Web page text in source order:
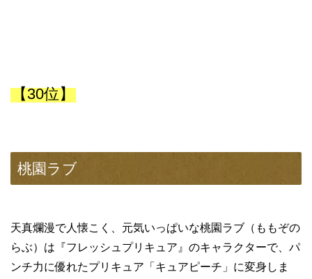
【30位】
桃園ラブ
天真爛漫で人懐こく、元気いっぱいな桃園ラブ（ももぞの
らぶ）は『フレッシュプリキュア』のキャラクターで、パ
ンチ力に優れたプリキュア「キュアピーチ」に変身しま